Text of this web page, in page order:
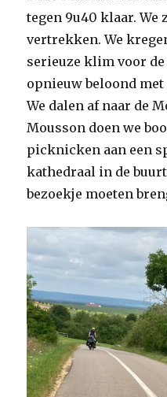
tegen 9u40 klaar.
vertrekken. We
serieuze klim voor de
opnieuw beloond
We dalen af naar de
Mousson doen we
picknicken aan een
kathedraal in de
bezoekje moeten